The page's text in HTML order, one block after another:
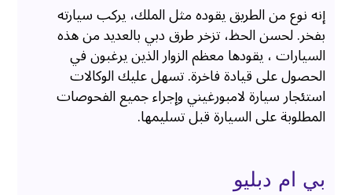
إنه نوع من الطريق يقوده مثل الملك، يركب سيارته
بفخر. لحسن الحظ، تزخر طرق دبي بالعديد من هذه
السيارات ، يقودها معظم الزوار الذين يرغبون في
الحصول على قيادة فاخرة. تسهل عليك الوكالات
استئجار سيارة لامبورغيني وإجراء جميع الفحوصات
المطلوبة على السيارة قبل تسليمها.
بي ام دبليو